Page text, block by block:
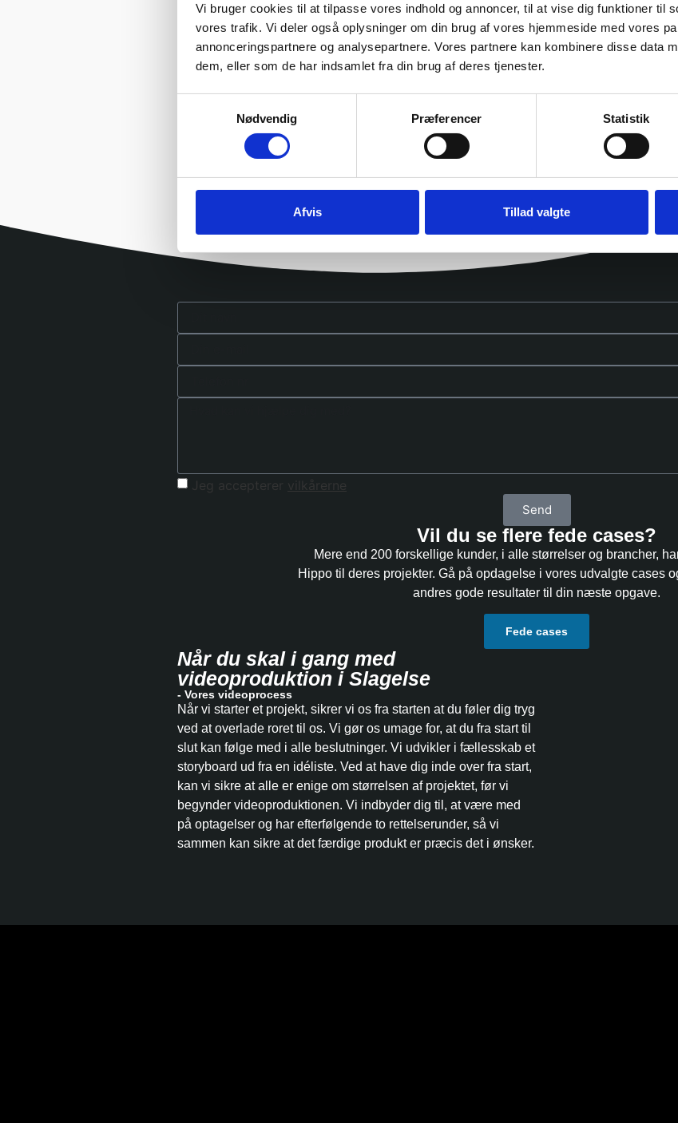
Vi bruger cookies til at tilpasse vores indhold og annoncer, til at vise dig funktioner til
vores trafik. Vi deler også oplysninger om din brug af vores hjemmeside med vores
annonceringspartnere og analysepartnere. Vores partnere kan kombinere disse data
dem, eller som de har indsamlet fra din brug af deres tjenester.
Nødvendig
Præferencer Statistik
Afvis Tillad valgte
Vi tilbyder ikke en
vi i samarbejde med
Jeg accepterer vilkårerne
Send
Vil du se flere fede cases?
Mere end 200 forskellige kunder, i alle størrelser og brancher,
Hippo til deres projekter. Gå på opdagelse i vores udvalgte cases
andres gode resultater til din næste opgave.
Fede cases
Når du skal i gang med
videoproduktion i Slagelse
- Vores videoprocess
Når vi starter et projekt, sikrer vi os fra starten at du føler dig tryg
ved at overlade roret til os. Vi gør os umage for, at du fra start til
slut kan følge med i alle beslutninger. Vi udvikler i fællesskab et
storyboard ud fra en idéliste. Ved at have dig inde over fra start,
kan vi sikre at alle er enige om størrelsen af projektet, før vi
begynder videoproduktionen. Vi indbyder dig til, at være med
på optagelser og har efterfølgende to rettelserunder, så vi
sammen kan sikre at det færdige produkt er præcis det i ønsker.